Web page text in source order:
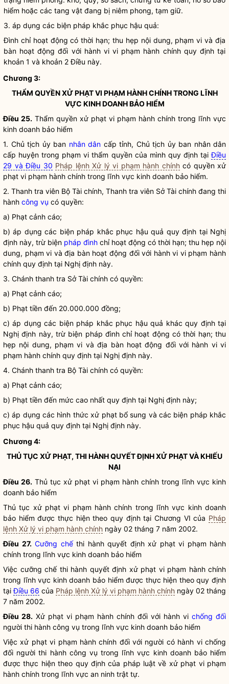
hiểm hoặc các tang vật đang bị niêm phong, tạm giữ.
3. áp dụng các biện pháp khắc phục hậu quả:
Đình chỉ hoạt động có thời hạn; thu hẹp nội dung, phạm vi và địa
bàn hoạt động đối với hành vi vi phạm hành chính quy định tại
khoản 1 và khoản 2 Điều này.
Chương 3:
THẨM QUYỀNXỬ PHẠT VI PHẠM HÀNH CHÍNH TRONG LĨNH
VỰC KINH DOANH BẢO HIỂM
Điều 25. Thẩm quyền xử phạt vi phạm hành chính trong lĩnh vực
kinh doanh bảo hiểm
1. Chủ tịch ủy ban nhân dân cấp tỉnh, Chủ tịch ủy ban nhân dân
cấp huyện trong phạm vi thẩm quyềncủa mình quy định tạiĐiều
29 và Điều 30 Pháp lệnh Xử lý vi phạm hành chínhcó quyềnxử
phạt vi phạm hành chính trong lĩnh vực kinh doanh bảo hiểm.
2. Thanh tra viên Bộ Tài chính, Thanh tra viên Sở Tài chính đang thi
hành công vụ có quyền:
a) Phạt cảnh cáo;
b) áp dụng các biện pháp khắc phục hậu quả quy định tại Nghị
định này, trừ biện pháp đình chỉ hoạt động có thời hạn; thu hẹp nội
dung, phạm vi vàđịa bànhoạt động đối với hành vi vi phạm hành
chính quy định tại Nghị định này.
3. Chánh thanh tra Sở Tài chính có quyền:
a) Phạt cảnh cáo;
b) Phạt tiền đến 20.000.000 đồng;
c) áp dụng các biện pháp khắc phục hậu quả khác quy định tại
Nghị định này, trừ biện pháp đìnhchỉ hoạt động có thời hạn; thu
hẹp nội dung, phạm vi vàđịa bànhoạt động đối với hành vi vi
phạm hành chính quy định tại Nghị định này.
4. Chánh thanh tra Bộ Tài chính có quyền:
a) Phạt cảnh cáo;
b) Phạt tiền đến mức cao nhất quy định tại Nghị định này;
c) áp dụng các hình thức xử phạt bổ sung và các biện pháp khắc
phục hậu quả quy định tại Nghị định này.
Chương 4:
THỦ TỤC XỬ PHẠT, THI HÀNH QUYẾT ĐỊNH XỬ PHẠT VÀ KHIẾU
NẠI
Điều 26. Thủ tục xử phạt vi phạm hành chính trong lĩnh vực kinh
doanh bảo hiểm
Thủ tục xử phạt vi phạm hành chính trong lĩnh vực kinh doanh
bảo hiểm được thực hiện theo quy định tại Chương VI của Pháp
lệnh Xử lý vi phạm hành chính ngày 02 tháng 7 năm 2002.
Điều 27. Cưỡng chếthi hành quyết định xử phạt vi phạm hành
chính trong lĩnh vực kinh doanh bảo hiểm
Việc cưỡng chếthi hành quyết định xử phạt vi phạm hành chính
trong lĩnh vực kinh doanh bảo hiểm được thực hiện theo quy định
tạiĐiều 66 của Pháp lệnh Xử lý vi phạm hành chính ngày 02 tháng
7 năm 2002.
Điều 28. Xử phạt vi phạm hành chính đối với hành vi chống đối
người thi hành công vụ trong lĩnh vực kinh doanh bảo hiểm
Việc xử phạt vi phạm hành chính đối với người có hành vi chống
đối người thi hành công vụ trong lĩnh vực kinh doanh bảo hiểm
được thực hiện theo quy định của pháp luật về xử phạt vi phạm
hành chính trong lĩnh vực an ninh trật tự.